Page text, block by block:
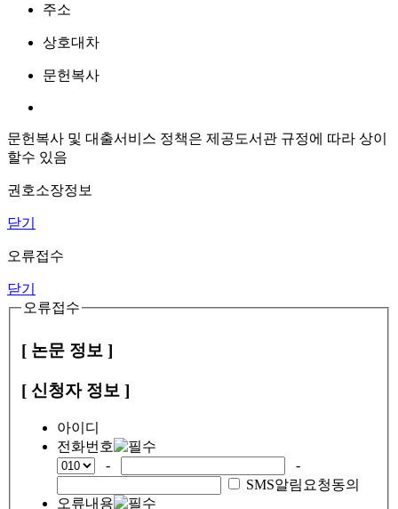
주소
상호대차
문헌복사
문헌복사 및 대출서비스 정책은 제공도서관 규정에 따라 상이
할수 있음
권호소장정보
닫기
오류접수
닫기
오류접수
[ 논문 정보 ]
[ 신청자 정보 ]
아이디
전화번호
-
-
SMS알림요청동의
오류내용